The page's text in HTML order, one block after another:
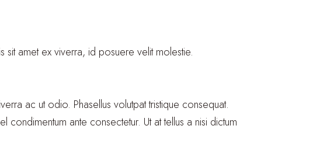
amet ex viverra, id posuere velit molestie.
ac ut odio. Phasellus volutpat tristique consequat.
condimentum ante consectetur. Ut at tellus a nisi dictum